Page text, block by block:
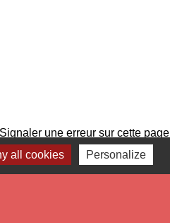
Signaler une erreur sur cette page
all cookies Personalize